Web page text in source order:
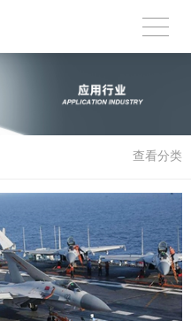
查看分类